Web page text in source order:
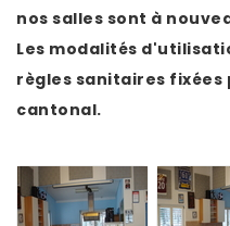
nos salles sont à
Les modalités
règles sanitaires
cantonal.